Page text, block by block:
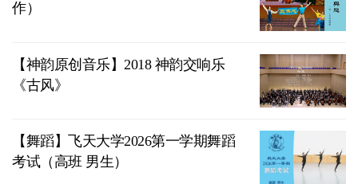
作）
【神韵原创音乐】2018 神韵交响乐
《古风》
【舞蹈】飞天大学2026第一学期舞蹈
考试（高班 男生）